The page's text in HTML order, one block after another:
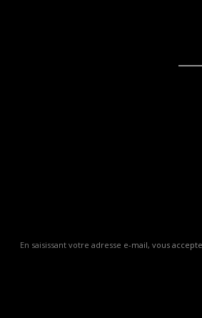
En saisissant votre adresse e-mail, vous